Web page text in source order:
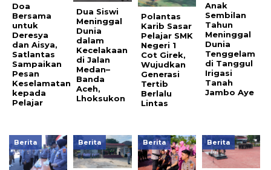
Doa
Bersama
untuk
Deresya
dan Aisya,
Satlantas
Sampaikan
Pesan
Keselamatan
kepada
Pelajar
Dua Siswi
Meninggal
Dunia
dalam
Kecelakaan
di Jalan
Medan–
Banda
Aceh,
Lhoksukon
Polantas
Karib Sasar
Pelajar SMK
Negeri 1
Cot Girek,
Wujudkan
Generasi
Tertib
Berlalu
Lintas
Anak
Sembilan
Tahun
Meninggal
Dunia
Tenggelam
di Tanggul
Irigasi
Tanah
Jambo Aye
Berita Berita Berita Berita